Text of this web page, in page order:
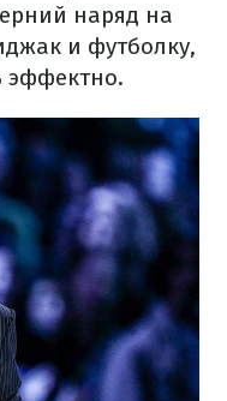
наряд на
и футболку,
эффектно.